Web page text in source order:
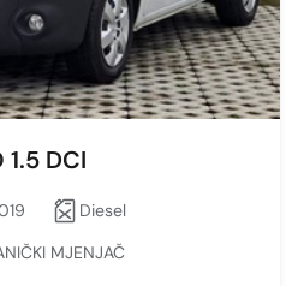
1.5 DCI
Diesel
MJENJAČ